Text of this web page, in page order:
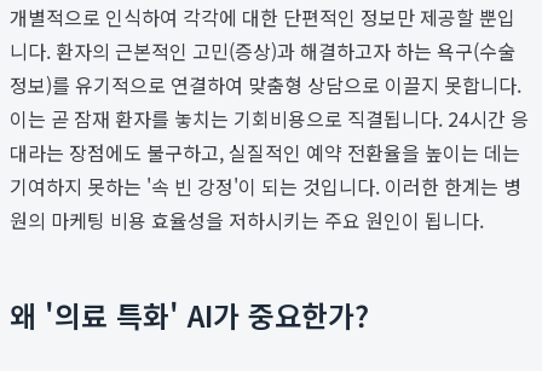
개별적으로 인식하여 각각에 대한 단편적인 정보만 제공할 뿐입
니다. 환자의 근본적인 고민(증상)과 해결하고자 하는 욕구(수술
정보)를 유기적으로 연결하여 맞춤형 상담으로 이끌지 못합니다.
이는 곧 잠재 환자를 놓치는 기회비용으로 직결됩니다. 24시간 응
대라는 장점에도 불구하고, 실질적인 예약 전환율을 높이는 데는
기여하지 못하는 '속 빈 강정'이 되는 것입니다. 이러한 한계는 병
원의 마케팅 비용 효율성을 저하시키는 주요 원인이 됩니다.
왜 '의료 특화' AI가 중요한가?